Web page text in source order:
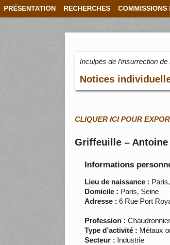
PRÉSENTATION RECHERCHES COMMISSIONS
Inculpés de l’insurrection
Notices
CLIQUER ICI POUR
Griffeuille – Antoine
Informations
Lieu de naissance :
Domicile : Paris, Seine
Adresse : 6 Rue Port
Profession : Chaudronnier
Type d’activité : Métaux
Secteur : Industrie